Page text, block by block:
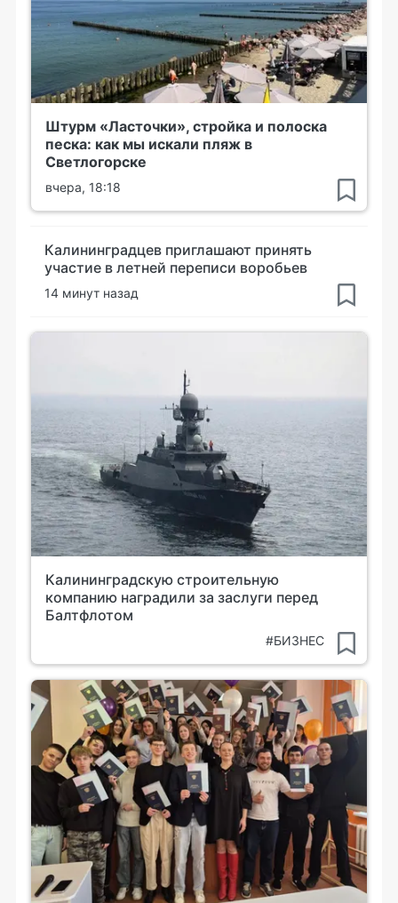
Штурм «Ласточки», стройка и полоска
песка: как мы искали пляж в
Светлогорске
вчера, 18:18
Калининградцев приглашают принять
участие в летней переписи воробьев
14 минут назад
Калининградскую строительную
компанию наградили за заслуги перед
Балтфлотом
#БИЗНЕС